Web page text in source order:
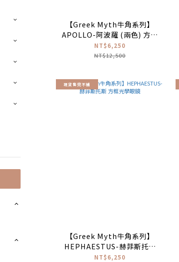
【Greek Myth牛角系列】
APOLLO-阿波羅 (兩色) 方框
光學眼鏡
NT$6,250
NT$12,500
現貨售完不補
【Greek Myth牛角系列】
HEPHAESTUS-赫菲斯托斯
方框光學眼鏡
NT$6,250